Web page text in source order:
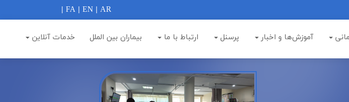
FA| EN | AR
|
آموزش‌ها و اخبار پرسنل ارتباط با ما بيماران بين الملل خدمات آنلاین